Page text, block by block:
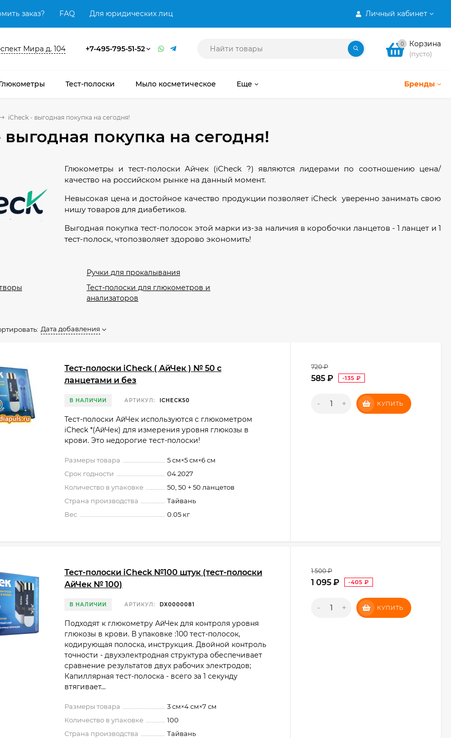
Личный кабинет
заказ? FAQ Для юридических лиц
Мира д. 104 +7-495-795-51-52 0 Корзина
(пусто)
Бренды
Тест-полоски Мыло косметическое Еще
iCheck - выгодная покупка на сегодня!
выгодная покупка на сегодня!
Глюкометры и тест-полоски Айчек (iCheck ?) являются лидерами по соотношению цена/
качество на российском рынке на данный момент.
Невысокая цена и достойное качество продукции позволяет iCheck уверенно занимать свою
нишу товаров для диабетиков.
Выгодная покупка тест-полосок этой марки из-за наличия в коробочки ланцетов - 1 ланцет и 1
тест-полоск, чтопозволяет здорово экономить!
Ручки для прокалывания
Тест-полоски для глюкометров и
анализаторов
Дата добавления
Тест-полоски iCheck ( АйЧек ) № 50 с
ланцетами и без
В НАЛИЧИИ АРТИКУЛ: ICHECK50
Тест-полоски АйЧек используются с глюкометром
iCheck *(АйЧек) для измерения уровня глюкозы в
крови. Это недорогие тест-полоски!
Размеры товара
5 см×5 см×6 см
Срок годности
04.2027
Количество в упаковке
50, 50 + 50 ланцетов
Страна производства
Тайвань
Вес
0.05 кг
720₽
585 ₽ -135 ₽
- + КУПИТЬ
Тест-полоски iCheck №100 штук (тест-полоски
АйЧек № 100)
В НАЛИЧИИ АРТИКУЛ: DX0000081
Подходят к глюкометру АйЧек для контроля уровня
глюкозы в крови. В упаковке :100 тест-полосок,
кодирующая полоска, инструкция. Двойной контроль
точности - двухэлектродная структура обеспечивает
сравнение результатов двух рабочих электродов;
Капиллярная тест-полоска - всего за 1 секунду
втягивает...
Размеры товара
3 см×4 см×7 см
Количество в упаковке
100
Страна производства
Тайвань
1 500₽
1 095 ₽ -405 ₽
- + КУПИТЬ